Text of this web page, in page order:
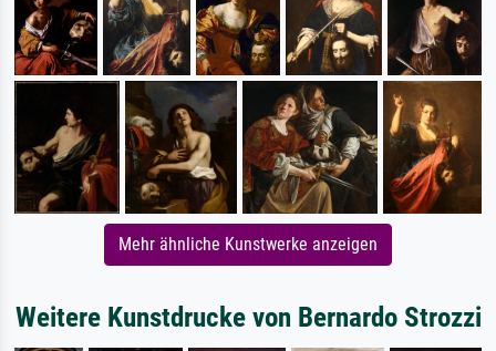
Mehr ähnliche Kunstwerke anzeigen
Weitere Kunstdrucke von Bernardo Strozzi